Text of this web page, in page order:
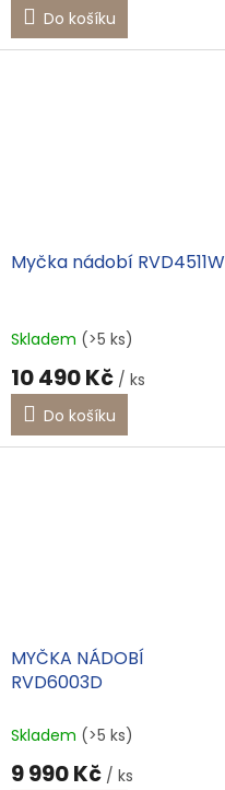
Do košíku
Myčka nádobí RVD4511W
Skladem (>5 ks)
10 490 Kč / ks
Do košíku
MYČKA NÁDOBÍ
RVD6003D
Skladem (>5 ks)
9 990 Kč / ks